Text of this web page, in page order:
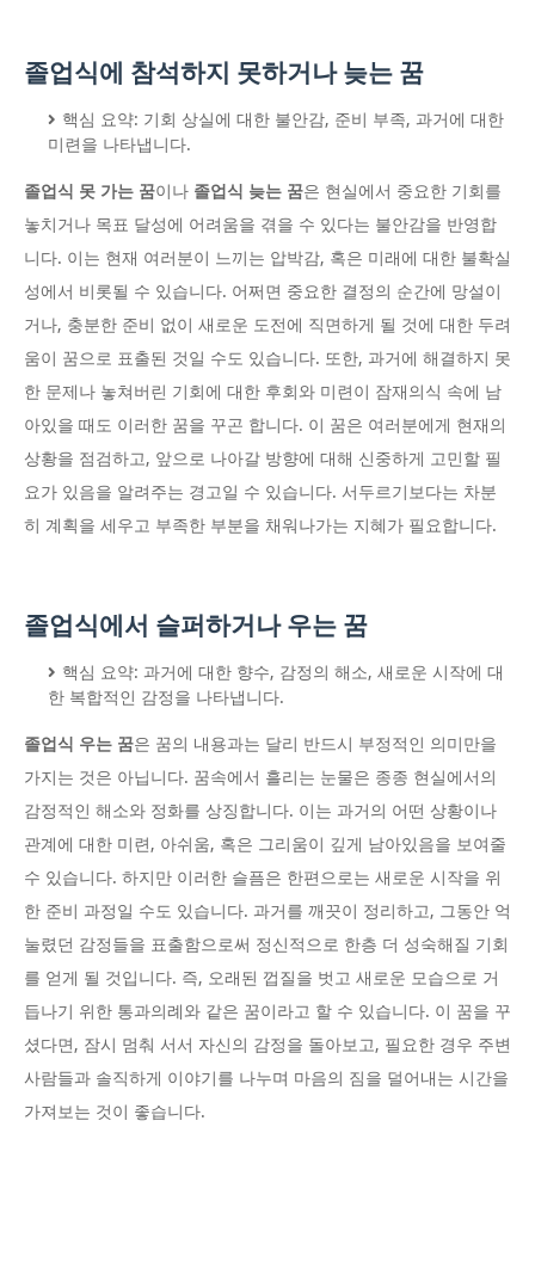
졸업식에 참석하지 못하거나 늦는 꿈
핵심 요약: 기회 상실에 대한 불안감, 준비 부족, 과거에 대한
미련을 나타냅니다.
졸업식 못 가는 꿈이나 졸업식 늦는 꿈은 현실에서 중요한 기회를
놓치거나 목표 달성에 어려움을 겪을 수 있다는 불안감을 반영합
니다. 이는 현재 여러분이 느끼는 압박감, 혹은 미래에 대한 불확실
성에서 비롯될 수 있습니다. 어쩌면 중요한 결정의 순간에 망설이
거나, 충분한 준비 없이 새로운 도전에 직면하게 될 것에 대한 두려
움이 꿈으로 표출된 것일 수도 있습니다. 또한, 과거에 해결하지 못
한 문제나 놓쳐버린 기회에 대한 후회와 미련이 잠재의식 속에 남
아있을 때도 이러한 꿈을 꾸곤 합니다. 이 꿈은 여러분에게 현재의
상황을 점검하고, 앞으로 나아갈 방향에 대해 신중하게 고민할 필
요가 있음을 알려주는 경고일 수 있습니다. 서두르기보다는 차분
히 계획을 세우고 부족한 부분을 채워나가는 지혜가 필요합니다.
졸업식에서 슬퍼하거나 우는 꿈
핵심 요약: 과거에 대한 향수, 감정의 해소, 새로운 시작에 대
한 복합적인 감정을 나타냅니다.
졸업식 우는 꿈은 꿈의 내용과는 달리 반드시 부정적인 의미만을
가지는 것은 아닙니다. 꿈속에서 흘리는 눈물은 종종 현실에서의
감정적인 해소와 정화를 상징합니다. 이는 과거의 어떤 상황이나
관계에 대한 미련, 아쉬움, 혹은 그리움이 깊게 남아있음을 보여줄
수 있습니다. 하지만 이러한 슬픔은 한편으로는 새로운 시작을 위
한 준비 과정일 수도 있습니다. 과거를 깨끗이 정리하고, 그동안 억
눌렸던 감정들을 표출함으로써 정신적으로 한층 더 성숙해질 기회
를 얻게 될 것입니다. 즉, 오래된 껍질을 벗고 새로운 모습으로 거
듭나기 위한 통과의례와 같은 꿈이라고 할 수 있습니다. 이 꿈을 꾸
셨다면, 잠시 멈춰 서서 자신의 감정을 돌아보고, 필요한 경우 주변
사람들과 솔직하게 이야기를 나누며 마음의 짐을 덜어내는 시간을
가져보는 것이 좋습니다.